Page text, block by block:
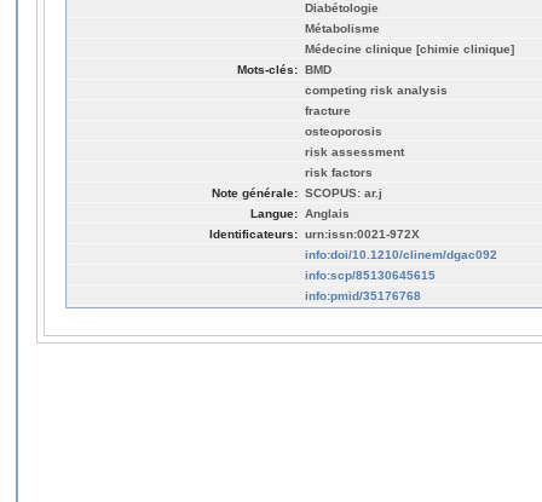
Diabétologie
Métabolisme
Médecine clinique [chimie clinique]
Mots-clés: BMD
competing risk analysis
fracture
osteoporosis
risk assessment
risk factors
Note générale: SCOPUS: ar.j
Langue: Anglais
Identificateurs: urn:issn:0021-972X
info:doi/10.1210/clinem/dgac092
info:scp/85130645615
info:pmid/35176768